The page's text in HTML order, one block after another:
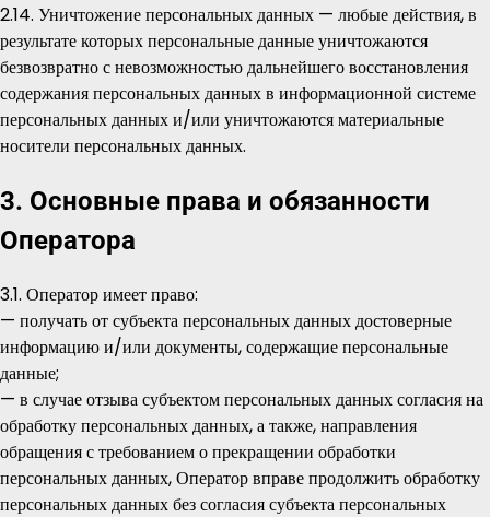
2.14. Уничтожение персональных данных — любые действия, в
результате которых персональные данные уничтожаются
безвозвратно с невозможностью дальнейшего восстановления
содержания персональных данных в информационной системе
персональных данных и/или уничтожаются материальные
носители персональных данных.
3. Основные права и обязанности
Оператора
3.1. Оператор имеет право:
— получать от субъекта персональных данных достоверные
информацию и/или документы, содержащие персональные
данные;
— в случае отзыва субъектом персональных данных согласия на
обработку персональных данных, а также, направления
обращения с требованием о прекращении обработки
персональных данных, Оператор вправе продолжить обработку
персональных данных без согласия субъекта персональных